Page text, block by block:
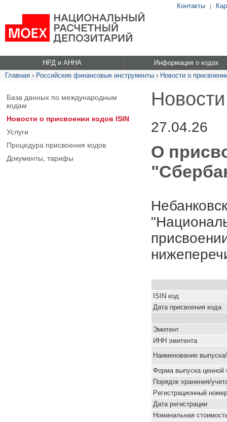
Контакты |
НРД и АННА
Информация о кодах
Главная › Российские финансовые инструменты › Новости о
База данных по международным
кодам
Новости о присвоении кодов ISIN
Услуги
Процедура присвоения кодов
Документы, тарифы
27.04.26
О
ISIN код
Дата присвоения кода
Эмитент
ИНН эмитента
Наименование
Форма выпуска ценной
Порядок хранения/
Pегистрационный номер
Дата регистрации
Номинальная